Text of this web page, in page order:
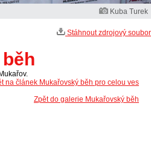
Kuba Turek
Stáhnout zdrojový soubor
na článek Mukařovský běh pro celou ves
Zpět do galerie Mukařovský běh